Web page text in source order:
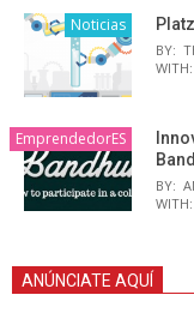
Noticias
BY:
WITH:
EmprendedorES
BY:
WITH:
ANÚNCIATE AQUÍ